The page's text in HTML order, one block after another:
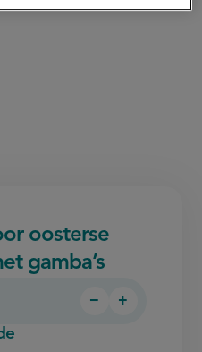
oosterse
gamba’s
Persoon
−
Persoon
+